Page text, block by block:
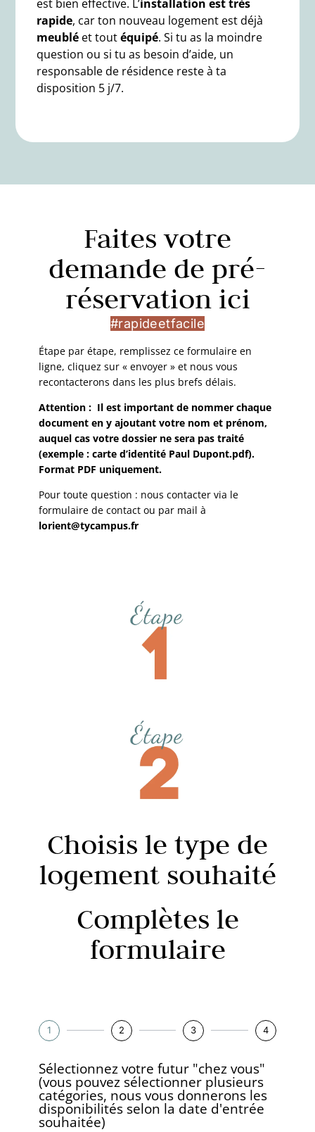
est bien effective. L’installation est très
rapide, car ton nouveau logement est déjà
meublé et toutéquipé. Si tu as la moindre
question ou si tu as besoin d’aide, un
responsable de résidence reste à ta
disposition 5 j/7.
Faites votre
demande de pré-
réservation ici
#rapideetfacile
Étape par étape, remplissez ce formulaire en
ligne, cliquez sur « envoyer » et nous vous
recontacterons dans les plus brefs délais.
Attention : Il est important de nommer chaque
document en y ajoutant votre nom et prénom,
auquel cas votre dossier ne sera pas traité
(exemple : carte d’identité Paul Dupont.pdf).
Format PDF uniquement.
Pour toute question : nous contacter via le
formulaire de contact ou par mail à
lorient@tycampus.fr
Choisis le type de
logement souhaité
Complètes le
formulaire
1 2 3 4
Sélectionnez votre futur "chez vous"
(vous pouvez sélectionner plusieurs
catégories, nous vous donnerons les
disponibilités selon la date d'entrée
souhaitée)